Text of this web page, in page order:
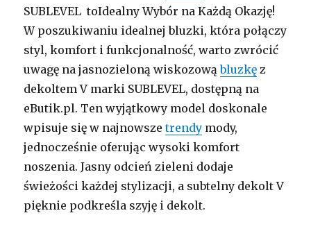
SUBLEVEL toIdealny Wybór na Każdą Okazję!
W poszukiwaniu idealnej bluzki, która połączy
styl, komfort i funkcjonalność, warto zwrócić
uwagę na jasnozieloną wiskozowąbluzkę z
dekoltem V marki SUBLEVEL, dostępną na
eButik.pl. Ten wyjątkowy model doskonale
wpisuje się w najnowszetrendy mody,
jednocześnie oferując wysoki komfort
noszenia. Jasny odcień zieleni dodaje
świeżości każdej stylizacji, a subtelny dekolt V
pięknie podkreśla szyję i dekolt.